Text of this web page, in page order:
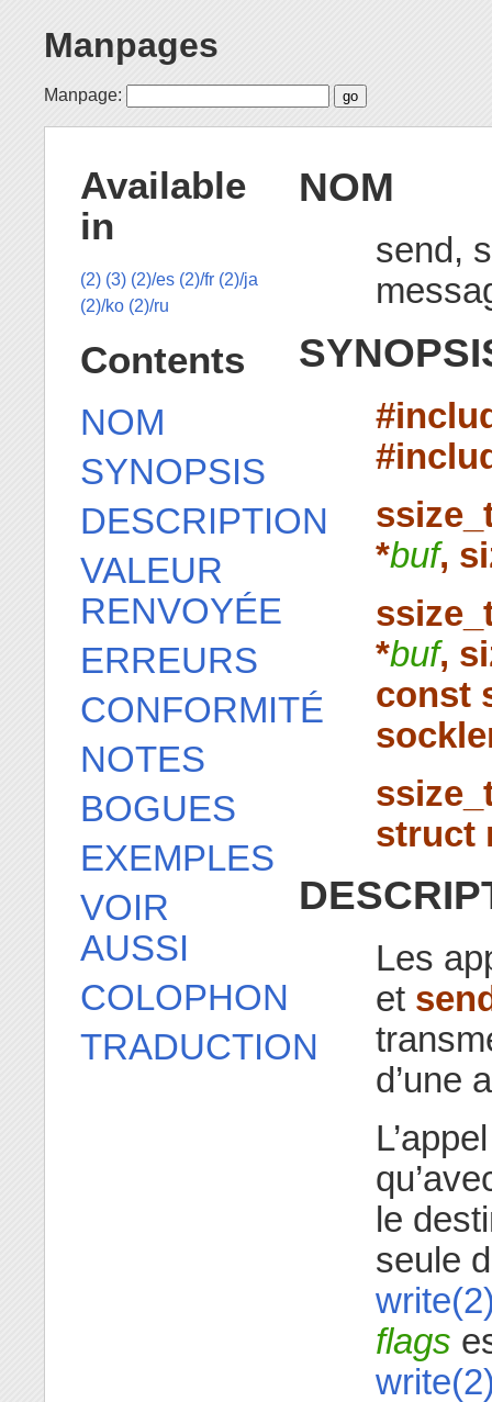
Manpages
Manpage:
NOM
send,
*buf,
*buf,
const
struct
Les
et
d’une
le
seule
flags
Available
in
(2) (3) (2)/es (2)/fr (2)/ja
(2)/ko (2)/ru
Contents
NOM
SYNOPSIS
DESCRIPTION
VALEUR
RENVOYÉE
ERREURS
CONFORMITÉ
NOTES
BOGUES
EXEMPLES
VOIR
AUSSI
COLOPHON
TRADUCTION